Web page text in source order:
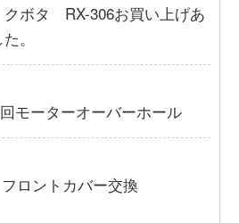
ボタ RX-306お買い上げあ
。
モーターオーバーホール
ロントカバー交換